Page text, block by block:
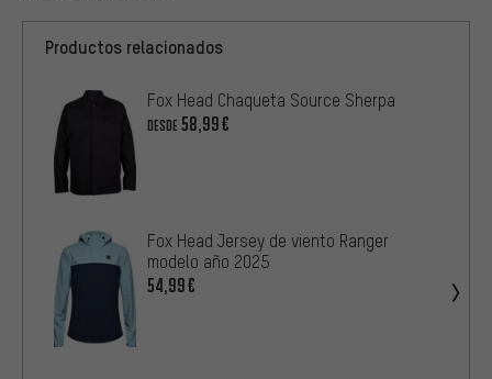
Productos relacionados
Fox Head Chaqueta Source Sherpa
DESDE 58,99€
Fox Head Jersey de viento Ranger
modelo año 2025
54,99€